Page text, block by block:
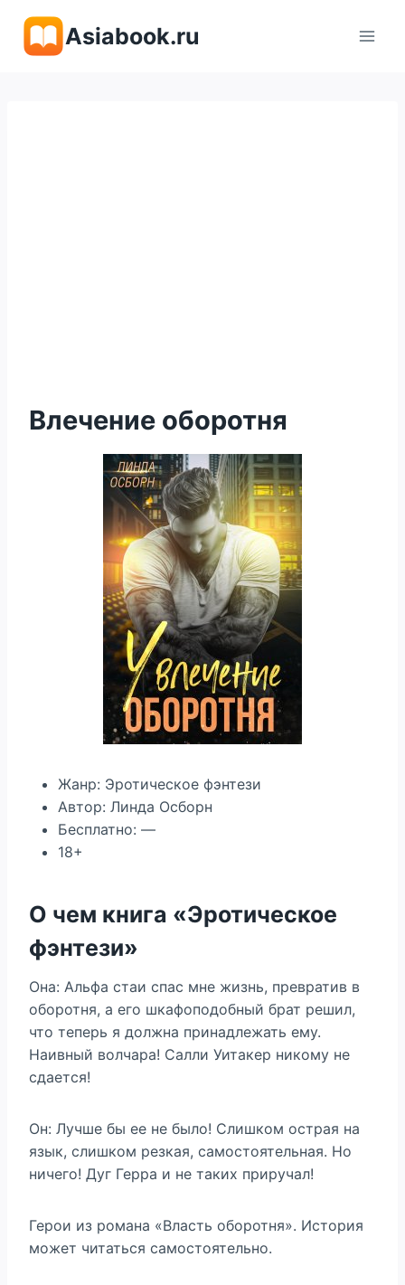
содержимому
Asiabook.ru
Влечение оборотня
Жанр: Эротическое фэнтези
Автор: Линда Осборн
Бесплатно: —
18+
О чем книга «Эротическое
фэнтези»
Она: Альфа стаи спас мне жизнь, превратив в
оборотня, а его шкафоподобный брат решил,
что теперь я должна принадлежать ему.
Наивный волчара! Салли Уитакер никому не
сдается!
Он: Лучше бы ее не было! Слишком острая на
язык, слишком резкая, самостоятельная. Но
ничего! Дуг Герра и не таких приручал!
Герои из романа «Власть оборотня». История
может читаться самостоятельно.